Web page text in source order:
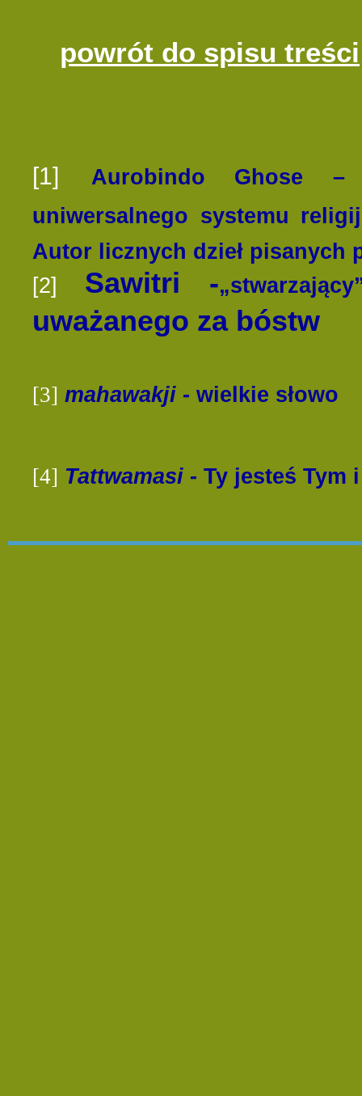
powrót do spisu treści
[1]
Aurobindo Ghose –
uniwersalnego systemu
Autor licznych dzieł pisanych
[2]
Sawitri -„stwarzający
uważanego za bóstw
[3] mahawakji - wielkie słowo
[4] Tattwamasi - Ty jesteś Tym